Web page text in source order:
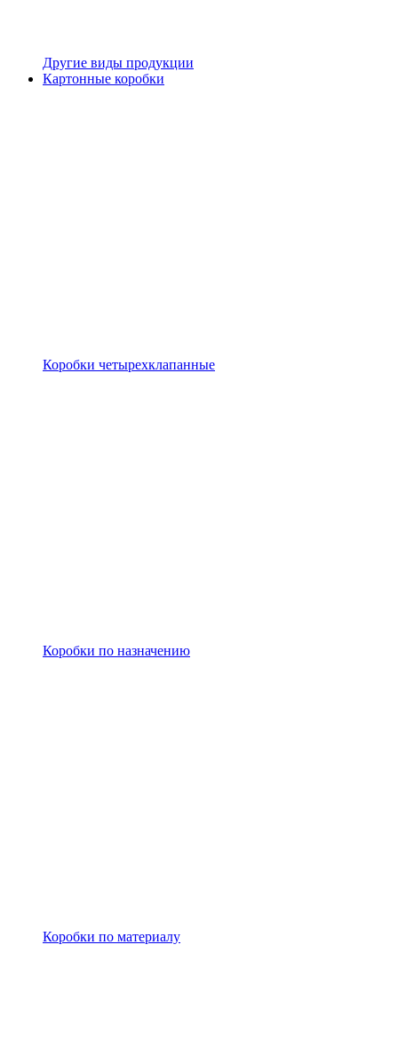
Другие виды продукции
Картонные коробки
Коробки четырехклапанные
Коробки по назначению
Коробки по материалу